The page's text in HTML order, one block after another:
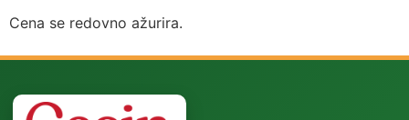
Cena se redovno ažurira.